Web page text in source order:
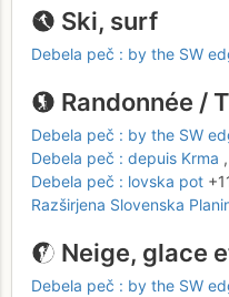
Ski, surf
Debela peč : by the SW
Randonnée /
Debela peč : by the SW
Debela peč : depuis Krma ,
Debela peč : lovska pot
Razširjena Slovenska
Neige, glace
Debela peč : by the SW